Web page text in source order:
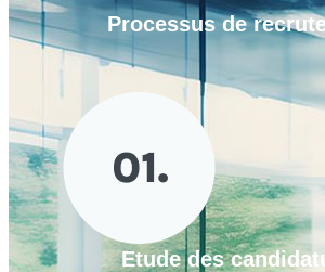
Processus de
Etude des